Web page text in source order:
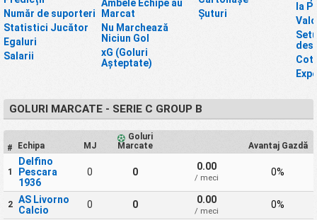
Număr de suporteri
Statistici Jucător
Egaluri
Salarii
Ambele Echipe au
Marcat
Nu Marchează
Niciun Gol
xG (Goluri
Așteptate)
Șuturi
la
GOLURI MARCATE - SERIE C GROUP B
# Echipa MJ
Goluri
Marcate
Avantaj Gazdă
1
Delfino
Pescara
1936
0 0 0.00
/ meci
0%
2
AS Livorno
Calcio
0 0 0.00
/ meci
0%